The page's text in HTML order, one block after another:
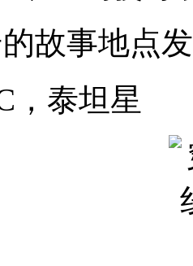
故事地点
，泰坦星